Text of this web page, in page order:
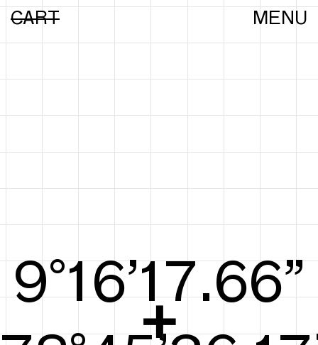
CART MENU
9°17’17.85”